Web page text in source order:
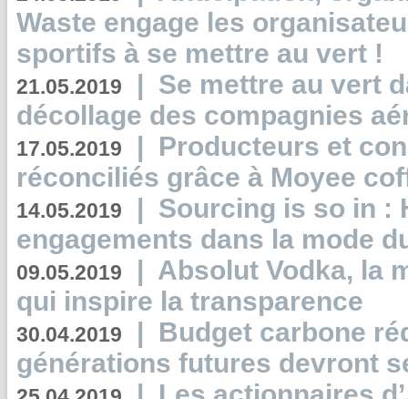
Waste engage les
sportifs à se mettre au vert !
21.05.2019 | Se mettre au vert
décollage des compagnies
17.05.2019 | Producteurs et
réconciliés grâce à Moyee
14.05.2019 | Sourcing is so in :
engagements dans la mode
09.05.2019 | Absolut Vodka, la
qui inspire la transparence
30.04.2019 | Budget carbone
générations futures devront